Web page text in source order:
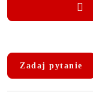
dostawa
Zadaj pytanie